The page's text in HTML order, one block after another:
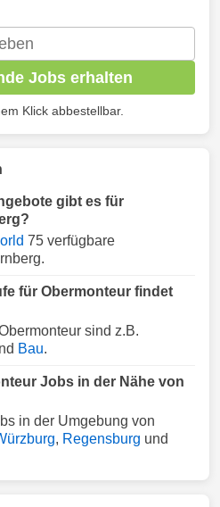
Jobs erhalten
Klick abbestellbar.
gibt es für
75 verfügbare
für Obermonteur findet
sind z.B.
Bau.
Jobs in der Nähe von
in der Umgebung von
, Regensburg und